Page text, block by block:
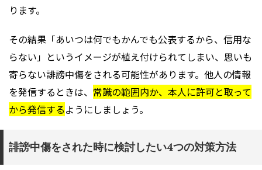
ります。
その結果「あいつは何でもかんでも公表するから、信用な
らない」というイメージが植え付けられてしまい、思いも
寄らない誹謗中傷をされる可能性があります。他人の情報
を発信するときは、 常識の範囲内か、本人に許可と取って
から発信するようにしましょう。
誹謗中傷をされた時に検討したい4つの対策方法